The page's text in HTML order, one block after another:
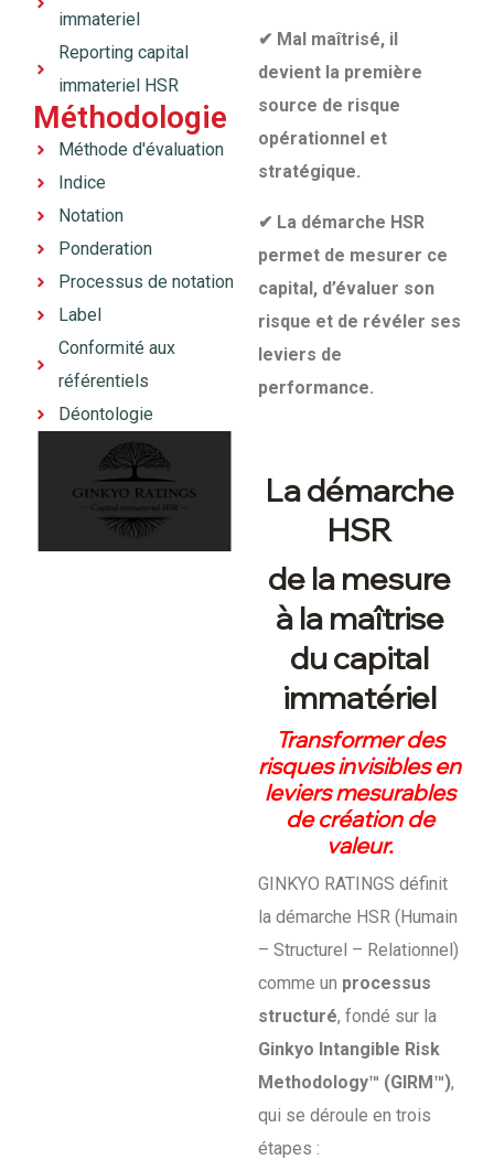
immateriel
Reporting capital
immateriel HSR
Méthodologie
Méthode d'évaluation
Indice
Notation
Ponderation
Processus de notation
Label
Conformité aux
référentiels
Déontologie
✔ Mal maîtrisé, il
devient la première
source de risque
opérationnel et
stratégique.
✔ La démarche HSR
permet de mesurer ce
capital, d’évaluer son
risque et de révéler ses
leviers de
performance.
La démarche
HSR
de la mesure
à la maîtrise
du capital
immatériel
Transformer des
risques invisibles en
leviers mesurables
de création de
valeur.
GINKYO RATINGS définit
la démarche HSR (Humain
– Structurel – Relationnel)
comme un processus
structuré, fondé sur la
Ginkyo Intangible Risk
Methodology™ (GIRM™),
qui se déroule en trois
étapes :